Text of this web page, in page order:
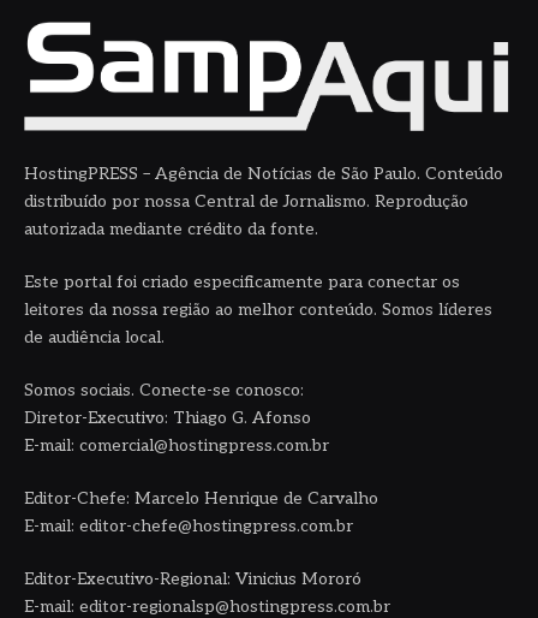
HostingPRESS – Agência de Notícias de São Paulo. Conteúdo
distribuído por nossa Central de Jornalismo. Reprodução
autorizada mediante crédito da fonte.
Este portal foi criado especificamente para conectar os
leitores da nossa região ao melhor conteúdo. Somos líderes
de audiência local.
Somos sociais. Conecte-se conosco:
Diretor-Executivo: Thiago G. Afonso
E-mail: comercial@hostingpress.com.br
Editor-Chefe: Marcelo Henrique de Carvalho
E-mail: editor-chefe@hostingpress.com.br
Editor-Executivo-Regional: Vinicius Mororó
E-mail: editor-regionalsp@hostingpress.com.br